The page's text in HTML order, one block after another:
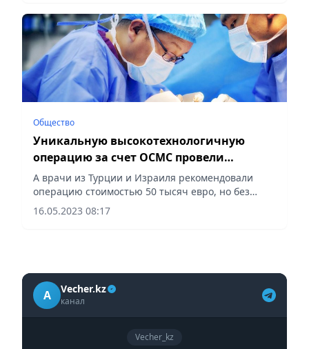
Общество
Уникальную высокотехнологичную
операцию за счет ОСМС провели
нейрохирурги в Астане
А врачи из Турции и Израиля рекомендовали
операцию стоимостью 50 тысяч евро, но без
гарантии успеха, сообщает Vecher.kz.
16.05.2023 08:17
A Vecher.kz
канал
Vecher_kz